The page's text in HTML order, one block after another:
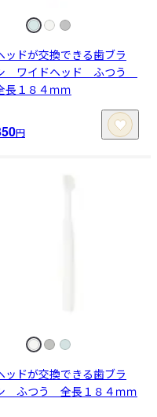
ッドが交換できる歯ブラ
ワイドヘッド ふつう
長１８４ｍｍ
円
ッドが交換できる歯ブラ
ふつう 全長１８４ｍｍ